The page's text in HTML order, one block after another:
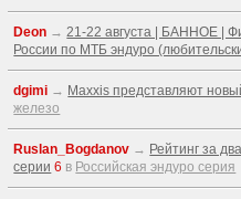
Deon →21-22 августа | БАННОЕ |
России по МТБ эндуро
dgimi → Maxxis представляют
железо
Ruslan_Bogdanov → Рейтинг за
серии 6 в Российская эндуро серия